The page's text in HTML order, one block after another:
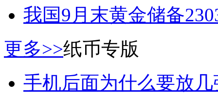
我国9月末黄金储备
更多>>纸币专版
手机后面为什么要放